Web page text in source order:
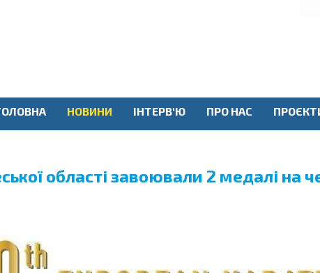
НОВИНИ ІНТЕРВ'Ю ПРО НАС
області завоювали 2 медалі на